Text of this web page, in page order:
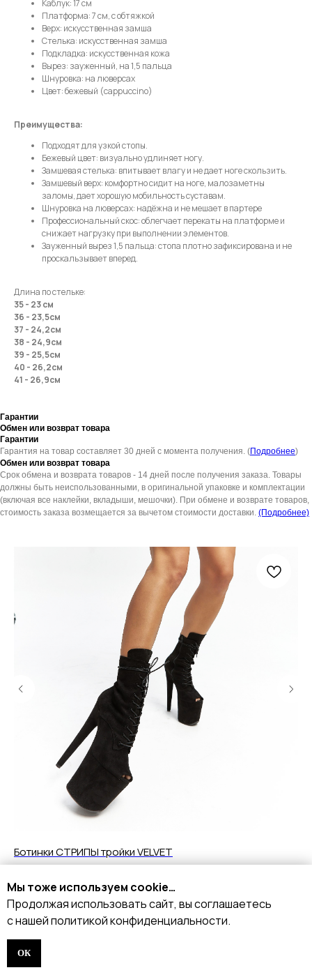
Имя
Телефон
Отправить
Нажимая на кнопку, вы даете согласие на обработку своих
персональных данных согласно 152-ФЗ.Подробнее
Мы тоже используем cookie…
Продолжая использовать сайт, вы соглашаетесь
с нашей политикой конфиденциальности.
ОК
Каблук: 17 см
Платформа: 7 см, с обтяжкой
Верх: искусственная замша
Стелька: искусственная замша
Подкладка: искусственная кожа
Вырез: зауженный, на 1,5 пальца
Шнуровка: на люверсах
Цвет: бежевый (cappuccino)
Преимущества:
Подходят для узкой стопы.
Бежевый цвет: визуально удлиняет ногу.
Замшевая стелька: впитывает влагу и не дает ноге скользить.
Замшевый верх: комфортно сидит на ноге, малозаметны
заломы, дает хорошую мобильность суставам.
Шнуровка на люверсах: надёжна и не мешает в партере
Профессиональный скос: облегчает перекаты на платформе и
снижает нагрузку при выполнении элементов.
Зауженный вырез 1,5 пальца: стопа плотно зафиксирована и не
проскальзывает вперед.
Длина по стельке:
35 - 23 см
36 - 23,5см
37 - 24,2см
38 - 24,9см
39 - 25,5см
40 - 26,2см
41 - 26,9см
Гарантии
Обмен или возврат товара
Гарантии
Гарантия на товар составляет 30 дней с момента получения. (Подробнее)
Обмен или возврат товара
Срок обмена и возврата товаров - 14 дней после получения заказа. Товары
должны быть неиспользованными, в оригинальной упаковке и комплектации
(включая все наклейки, вкладыши, мешочки). При обмене и возврате товаров,
стоимость заказа возмещается за вычетом стоимости доставки. (Подробнее)
Ботинки СТРИПЫ тройки VELVET
14 290
Подробнее